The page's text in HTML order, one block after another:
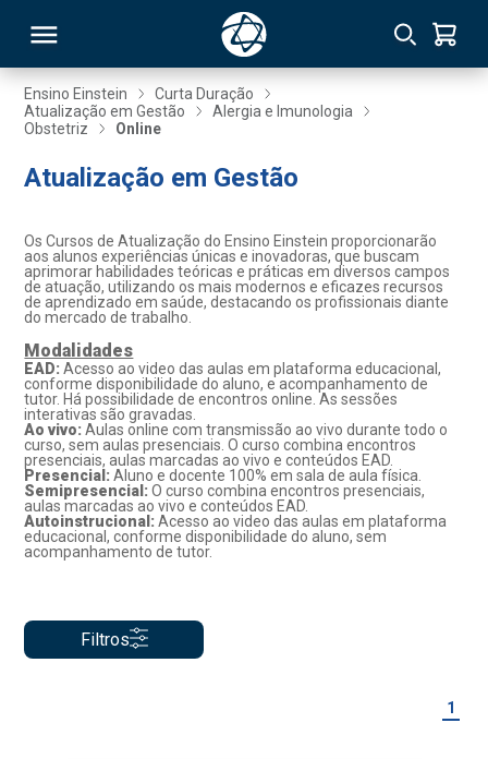
Ensino Einstein
Curta Duração
Atualização em Gestão
Alergia e Imunologia
Obstetriz
Online
Atualização em Gestão
Os Cursos de Atualização do Ensino Einstein proporcionarão
aos alunos experiências únicas e inovadoras, que buscam
aprimorar habilidades teóricas e práticas em diversos campos
de atuação, utilizando os mais modernos e eficazes recursos
de aprendizado em saúde, destacando os profissionais diante
do mercado de trabalho.
Modalidades
EAD:Acesso ao video das aulas em plataforma educacional,
conforme disponibilidade do aluno, e acompanhamento de
tutor. Há possibilidade de encontros online. As sessões
interativas são gravadas.
Ao vivo: Aulas online com transmissão ao vivo durante todo o
curso, sem aulas presenciais. O curso combina encontros
presenciais, aulas marcadas ao vivo e conteúdos EAD.
Presencial:Aluno e docente 100% em sala de aula física.
Semipresencial:O curso combina encontros presenciais,
aulas marcadas ao vivo e conteúdos EAD.
Autoinstrucional:Acesso ao video das aulas em plataforma
educacional, conforme disponibilidade do aluno, sem
acompanhamento de tutor.
Filtros
1